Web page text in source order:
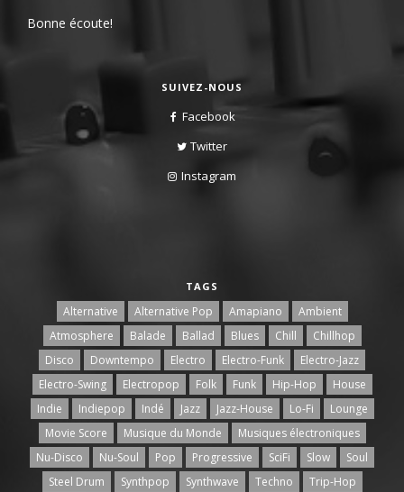
Bonne écoute!
SUIVEZ-NOUS
Facebook
Twitter
Instagram
TAGS
Alternative Alternative Pop Amapiano
Ambient
Atmosphere
Balade Ballad Blues Chill
Chillhop
Disco
Downtempo Electro Electro-Funk
Electro-Jazz
Electro-Swing
Electropop Folk Funk Hip-Hop
House
Indie
Indiepop Indé Jazz Jazz-House Lo-Fi
Lounge
Movie Score
Musique du Monde
Musiques électroniques
Nu-Disco
Nu-Soul Pop Progressive SciFi Slow
Soul
Steel Drum
Synthpop Synthwave Techno
Trip-Hop